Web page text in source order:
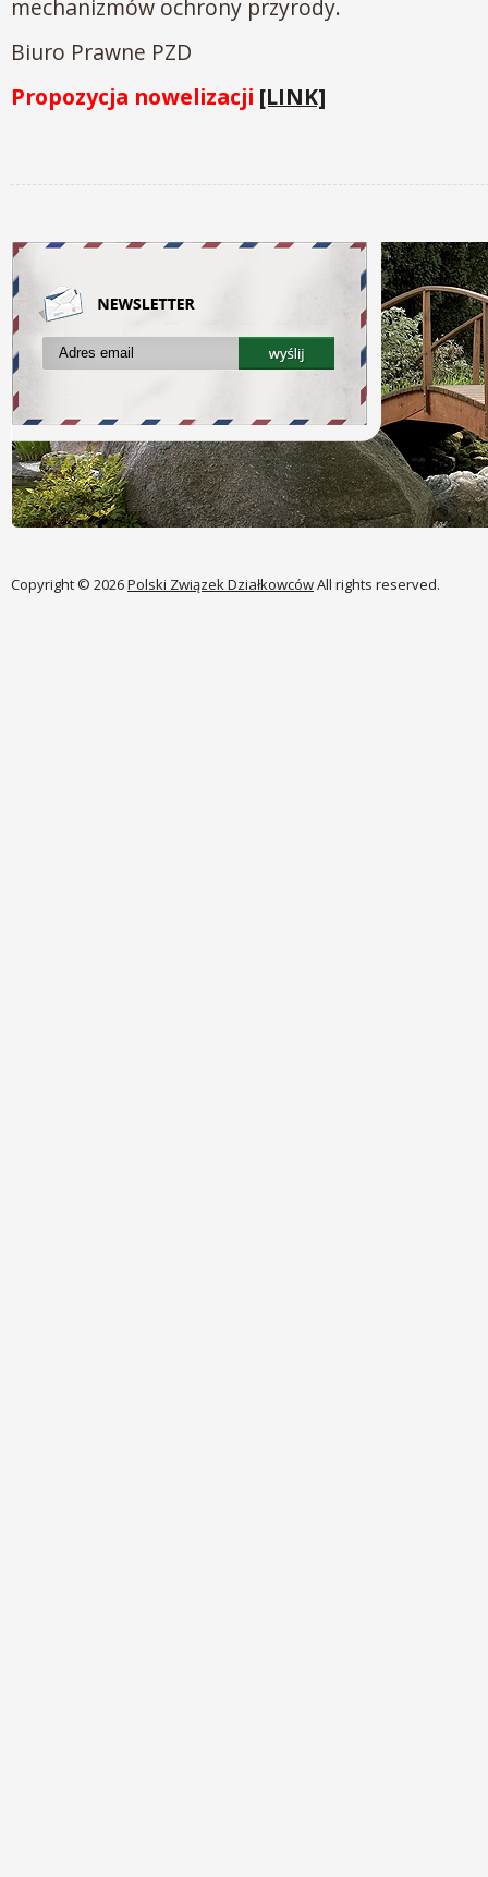
mechanizmów ochrony przyrody.
Biuro Prawne PZD
Propozycja nowelizacji [LINK]
Copyright © 2026Polski Związek DziałkowcówAll rights reserved.